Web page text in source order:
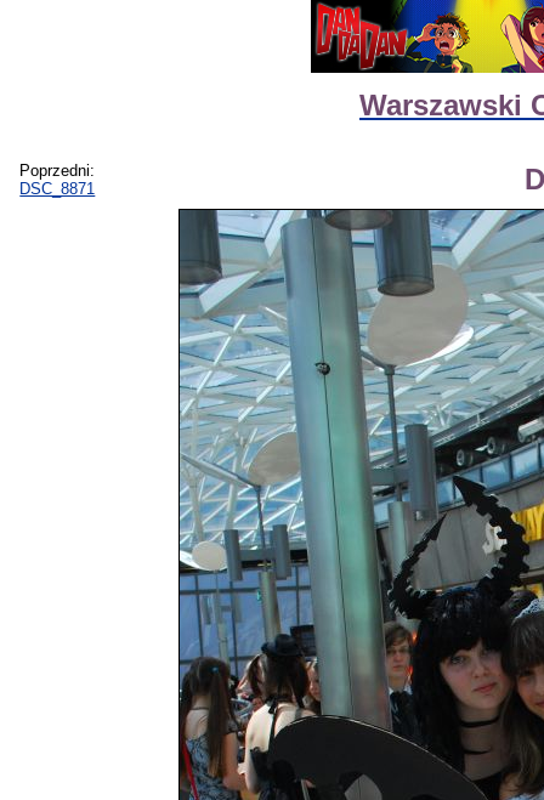
Warszawski
Poprzedni:
DSC_8871